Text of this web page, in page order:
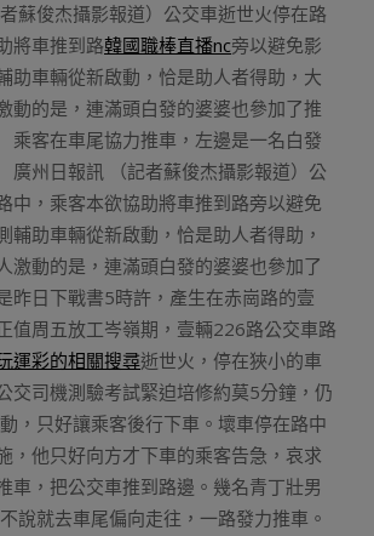
蘇俊杰攝影報道）公交車逝世火停在路
將車推到路韓國職棒直播nc旁以避免影
助車輛從新啟動，恰是助人者得助，大
動的是，連滿頭白發的婆婆也參加了推
在車尾協力推車，左邊是一名白發
州日報訊 （記者蘇俊杰攝影報道）公
中，乘客本欲協助將車推到路旁以避免
輔助車輛從新啟動，恰是助人者得助，
激動的是，連滿頭白發的婆婆也參加了
昨日下戰書5時許，產生在赤崗路的壹
周五放工岑嶺期，壹輛226路公交車路
運彩的相關搜尋逝世火，停在狹小的車
交司機測驗考試緊迫培修約莫5分鐘，仍
，只好讓乘客後行下車。壞車停在路中
，他只好向方才下車的乘客告急，哀求
車，把公交車推到路邊。幾名青丁壯男
說就去車尾偏向走往，一路發力推車。